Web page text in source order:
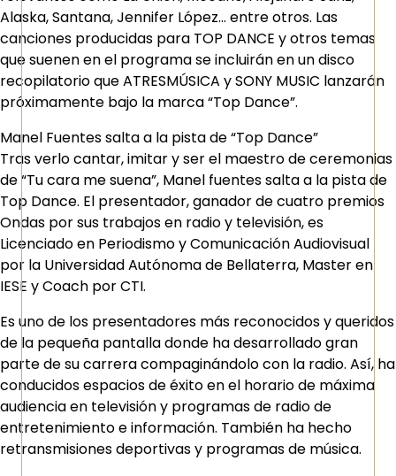
Alaska, Santana, Jennifer López... entre otros. Las
canciones producidas para TOP DANCE y otros temas
que suenen en el programa se incluirán en un disco
recopilatorio que ATRESMÚSICA y SONY MUSIC lanzarán
próximamente bajo la marca “Top Dance”.
Manel Fuentes salta a la pista de “Top Dance”
Tras verlo cantar, imitar y ser el maestro de ceremonias
de “Tu cara me suena”, Manel fuentes salta a la pista de
Top Dance. El presentador, ganador de cuatro premios
Ondas por sus trabajos en radio y televisión, es
Licenciado en Periodismo y Comunicación Audiovisual
por la Universidad Autónoma de Bellaterra, Master en
IESE y Coach por CTI.
Es uno de los presentadores más reconocidos y queridos
de la pequeña pantalla donde ha desarrollado gran
parte de su carrera compaginándolo con la radio. Así, ha
conducidos espacios de éxito en el horario de máxima
audiencia en televisión y programas de radio de
entretenimiento e información. También ha hecho
retransmisiones deportivas y programas de música.